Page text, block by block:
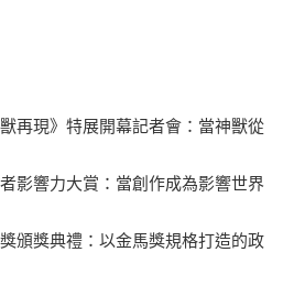
再現》特展開幕記者會：當神獸從
影響力大賞：當創作成為影響世界
頒獎典禮：以金馬獎規格打造的政